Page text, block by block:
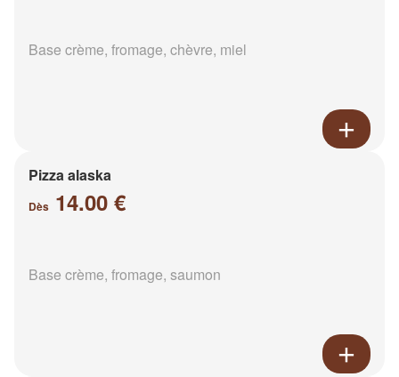
Base crème, fromage, chèvre, miel
Pizza alaska
Dès 14.00 €
Base crème, fromage, saumon